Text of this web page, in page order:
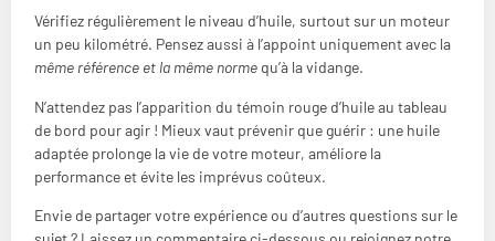
Vérifiez régulièrement le niveau d’huile, surtout sur un moteur
un peu kilométré. Pensez aussi à l’appoint uniquement avec la
même référence et la même norme qu’à la vidange.
N’attendez pas l’apparition du témoin rouge d’huile au tableau
de bord pour agir ! Mieux vaut prévenir que guérir : une huile
adaptée prolonge la vie de votre moteur, améliore la
performance et évite les imprévus coûteux.
Envie de partager votre expérience ou d’autres questions sur le